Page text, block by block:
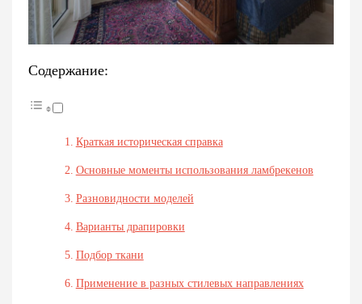
Содержание:
Краткая историческая справка
Основные моменты использования ламбрекенов
Разновидности моделей
Варианты драпировки
Подбор ткани
Применение в разных стилевых направлениях